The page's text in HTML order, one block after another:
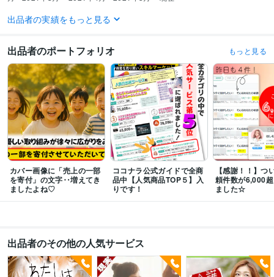
受賞歴
相談】☆１日のご相談時間～19時間～を記録
月間のご相談件数～351件～☆
ココナラ【全出品者】【カウンセラー】
【愚痴聞き】３冠達成!!
ココナラ【電話相談】出品から２か月目☆ご依頼実
績92件☆ ココナラ＜アドバイザー/カウンセラー＞おすすめユーザー第１
位 ココナラ登録から１か月で最上位の【プラチナ】ランク確定！ 某組織E
xecutive Ambassador Award
某組織Hall of Fame Queen Award 某組織B
est Friends Award 某組織Best Review Web Writer 某組織Best Friends G
old Prize
某組織Best Support Award 某組織Best Review Web Writer 某
組織Best Friends Award 某組織Triple Crown Queen Award 某組織Best F
riends Gold Prize 某組織Best Friends Silver Prize 某社コールセンター社
内コンクールで2年連続優勝
某社コールセンター社内コンクール１位（入
社５カ月/テレアポ）
資格・検定
うつ病アドバイザー 取得年 : 2020年
マインドフルネススペシャリスト 取得年 : 2020年
上級心理カウンセラー 取得年 : 2020年
チャイルドカウンセラー 取得年 : 2020年
出品者の実績をもっと見る
出品者のポートフォリオ もっと見る
カバー画像に「売上の一部
を寄付」の文字‥増えてき
ましたよね♡
ココナラ公式ガイドで全商
品中【人気商品TOP５】入
りです！
【感謝！！】つ
頼件数が6,000
ました☆
出品者のその他の人気サービス